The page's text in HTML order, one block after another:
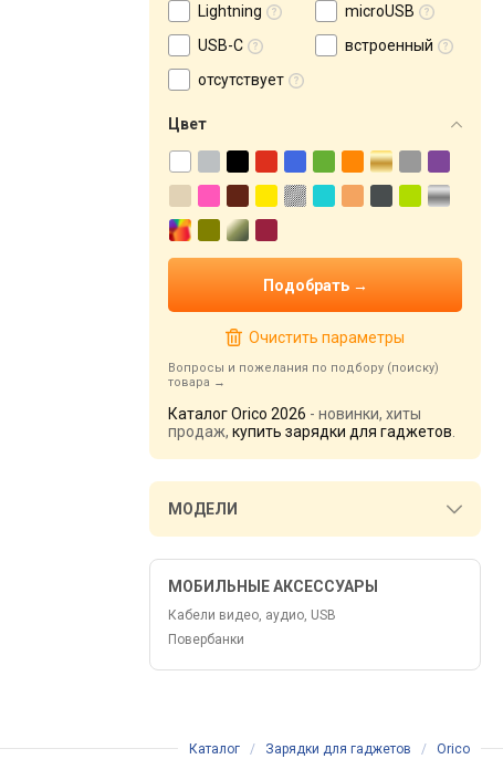
Lightning
microUSB
USB-C
встроенный
отсутствует
Цвет
Очистить параметры
Вопросы и пожелания по подбору (поиску)
товара
Каталог Orico 2026 - новинки, хиты
продаж, купить зарядки для гаджетов
МОДЕЛИ
МОБИЛЬНЫЕ АКСЕССУАРЫ
Кабели видео, аудио, USB
Повербанки
Каталог / Зарядки для гаджетов / Orico